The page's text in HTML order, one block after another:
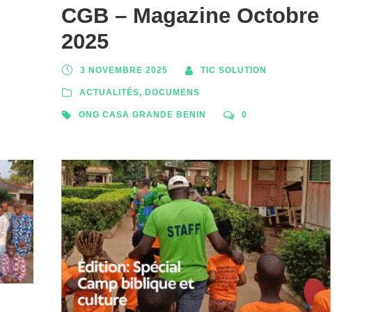
CGB – Magazine Octobre
2025
3 NOVEMBRE 2025 TIC SOLUTION
ACTUALITÉS, DOCUMENS
ONG CASA GRANDE BENIN 0